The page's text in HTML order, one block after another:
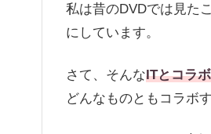
私は昔のDVDでは見た
にしています。
さて、そんなITとコラ
どんなものともコラボ